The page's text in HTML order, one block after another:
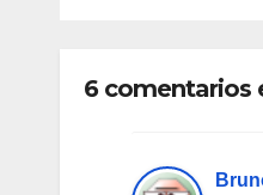
6 comentarios